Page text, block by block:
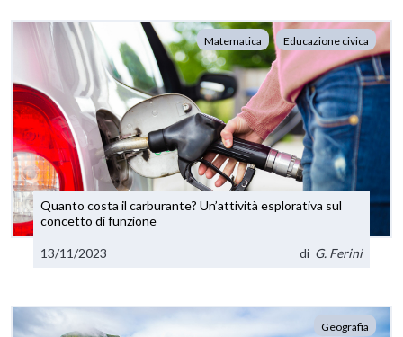
Matematica Educazione civica
Quanto costa il carburante? Un’attività esplorativa sul
concetto di funzione
13/11/2023 di G. Ferini
Geografia